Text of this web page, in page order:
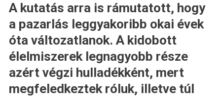
A kutatás arra is rámutatott, hogy
a pazarlás leggyakoribb okai évek
óta változatlanok. A kidobott
élelmiszerek legnagyobb része
azért végzi hulladékként, mert
megfeledkeztek róluk, illetve túl